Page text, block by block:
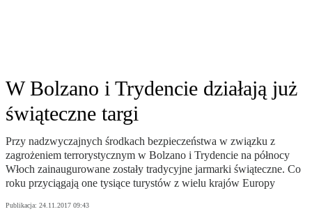
W Bolzano i Trydencie działają już
świąteczne targi
Przy nadzwyczajnych środkach bezpieczeństwa w związku z
zagrożeniem terrorystycznym w Bolzano i Trydencie na północy
Włoch zainaugurowane zostały tradycyjne jarmarki świąteczne. Co
roku przyciągają one tysiące turystów z wielu krajów Europy
Publikacja: 24.11.2017 09:43